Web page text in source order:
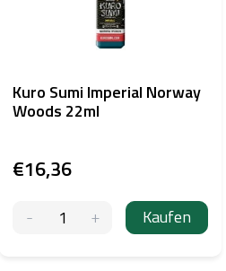
Kuro Sumi Imperial Norway
Woods 22ml
€16,36
Kaufen